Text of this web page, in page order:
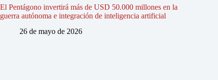
El Pentágono invertirá más de USD 50.000 millones en la
guerra autónoma e integración de inteligencia artificial
26 de mayo de 2026